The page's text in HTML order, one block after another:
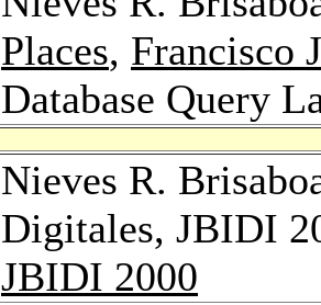
Places, Francisco
Database Query
Nieves R.
Digitales, JBIDI
JBIDI 2000